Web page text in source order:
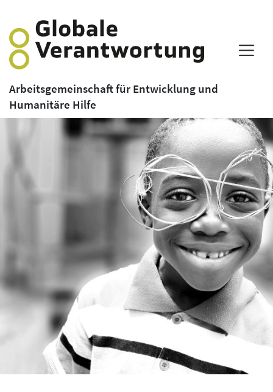
Arbeitsgemeinschaft für Entwicklung und
Humanitäre Hilfe